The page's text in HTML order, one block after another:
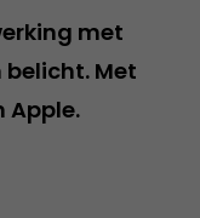
met
Met
Apple.